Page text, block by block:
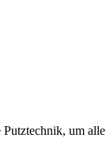
um alle